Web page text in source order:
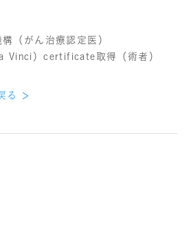
（がん治療認定医）
Vinci）certificate取得（術者）
る